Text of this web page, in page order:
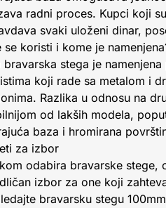
radni proces. Kupci koji
svaki uloženi dinar,
se koristi i kome je
bravarska stega je
koji rade sa metalom i
Razlika u odnosu na
od lakših modela,
baza i hromirana
za izbor
odabira bravarske stege,
izbor za one koji
bravarsku stegu